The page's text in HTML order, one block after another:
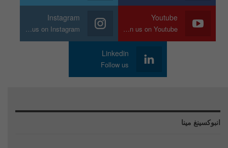
Youtube
Join us on Youtube
Instagram
Join us on Instagram
Linkedin
Follow us
انبوكسينغ مينا